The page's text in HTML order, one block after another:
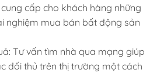
cấp cho khách hàng những
nghiệm mua bán bất động sản
Tư vấn tìm nhà qua mạng giúp
đối thủ trên thị trường một cách